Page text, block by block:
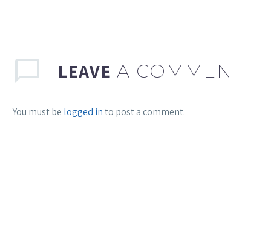
LEAVE A COMMENT
You must be logged into post a comment.